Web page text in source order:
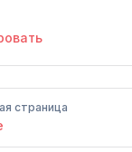
страница